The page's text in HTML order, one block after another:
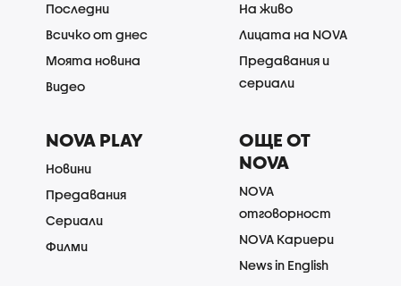
Последни
Всичко от днес
Моята новина
Видео
На живо
Лицата на NOVA
Предавания и
сериали
NOVA PLAY
Новини
Предавания
Сериали
Филми
ОЩЕ ОТ
NOVA
NOVA
отговорност
NOVA Кариери
News in English